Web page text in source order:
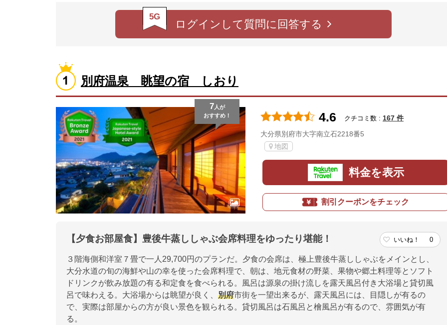
5G
ログインして質問に回答する
別府温泉 眺望の宿 しおり
7 人が
おすすめ！
4.6 クチコミ数 : 167 件
大分県別府市大字南立石2218番5
地図
料金を表示
割引クーポンをチェック
【夕食お部屋食】豊後牛蒸ししゃぶ会席料理をゆったり堪能！ いいね！ 0
３階海側和洋室７畳で一人29,700円のプランだ。夕食の会席は、極上豊後牛蒸ししゃぶをメインとし、
大分水道の旬の海鮮や山の幸を使った会席料理で、朝は、地元食材の野菜、果物や郷土料理等とソフト
ドリンクが飲み放題の有る和定食を食べられる。風呂は源泉の掛け流しを露天風呂付き大浴場と貸切風
呂で味わえる。大浴場からは眺望が良く、 別府市街を一望出来るが、露天風呂には、目隠しが有るの
で、実際は部屋からの方が良い景色を観られる。貸切風呂は石風呂と檜風呂が有るので、雰囲気が有
る。